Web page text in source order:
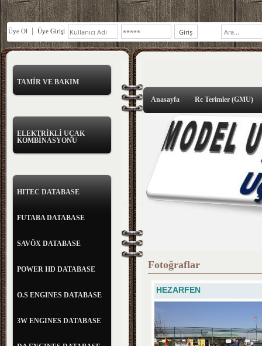
Üye Ol Üye Girişi
TAMİR VE BAKIM
ELEKTRİKLİ UÇAK
KOMBİNASYONU
HITEC DATABASE
FUTABA DATABASE
SAVÖX DATABASE
POWER HD DATABASE
O.S ENGINES DATABASE
3W ENGINES DATABASE
Anasayfa Rc Terimler (GMU)
Fotoğraflar
HEZARFEN